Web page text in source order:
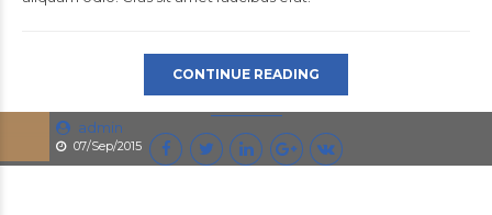
admin
07/Sep/2015
CONTINUE READING